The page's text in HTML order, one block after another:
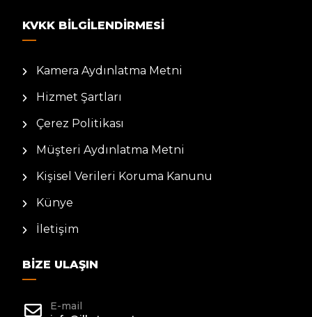
KVKK BILGILENDIRMESI
Kamera Aydınlatma Metni
Hizmet Şartları
Çerez Politikası
Müşteri Aydınlatma Metni
Kişisel Verileri Koruma Kanunu
Künye
İletişim
BIZE ULAŞIN
E-mail